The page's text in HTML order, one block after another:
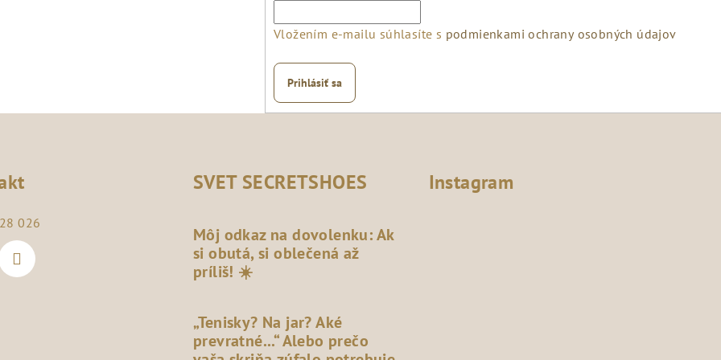
Vložením e-mailu súhlasíte s podmienkami ochrany osobných údajov
Prihlásiť sa
026
SVET SECRETSHOES
Môj odkaz na dovolenku: Ak
si obutá, si oblečená až
príliš! ☀️
„Tenisky? Na jar? Aké
prevratné...“ Alebo prečo
Instagram